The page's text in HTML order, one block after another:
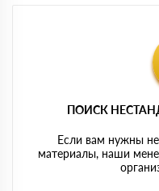
ПОИСК
Если вам нужны
материалы, наши